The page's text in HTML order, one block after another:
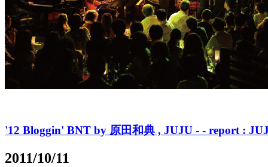
'12 Bloggin' BNT by 原田和典 , JUJU - - report :
2011/10/11